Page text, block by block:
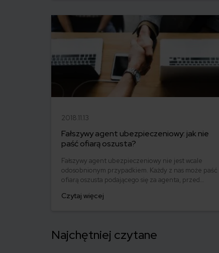
odpowiedzialności cywilnej (OC) jest obowiązkowe.
2018.11.13
Fałszywy agent ubezpieczeniowy: jak nie
paść ofiarą oszusta?
Fałszywy agent ubezpieczeniowy nie jest wcale
odosobnionym przypadkiem. Każdy z nas może paść
ofiarą oszusta podającego się za agenta, przed
konsekwencjami „transakcji” przeprowadzonych z
ubezpieczeniowego?
Czytaj więcej
Najchętniej czytane